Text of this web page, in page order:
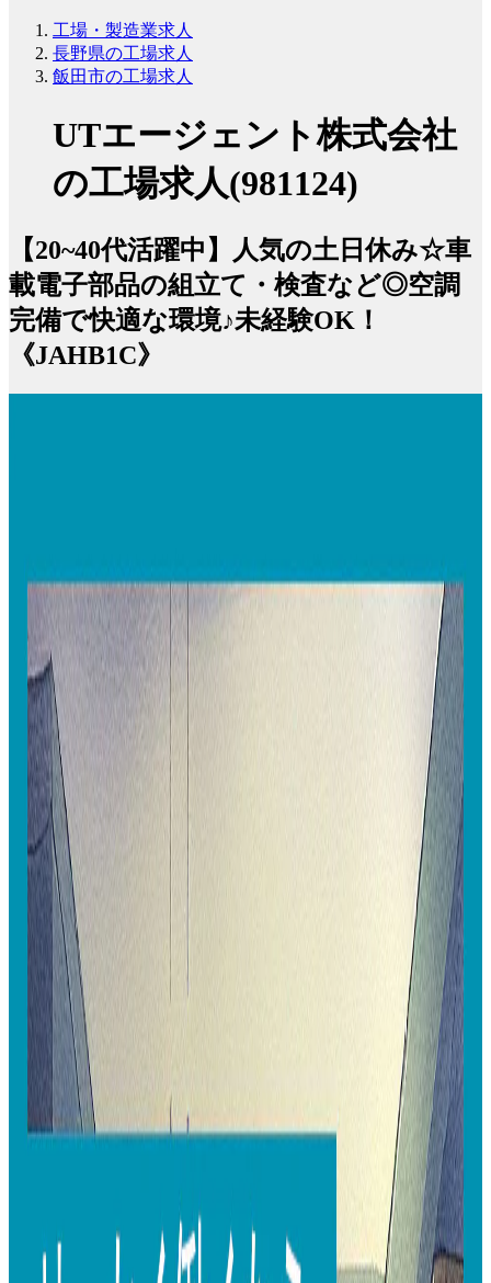
工場・製造業求人
長野県の工場求人
飯田市の工場求人
UTエージェント株式会社
の工場求人(981124)
【20~40代活躍中】人気の土日休み☆車
載電子部品の組立て・検査など◎空調
完備で快適な環境♪未経験OK！
《JAHB1C》